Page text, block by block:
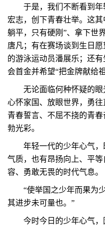
于是，我们不断看到年
宏志，创下青春壮举。这
躺平，只有硬刚”、拿下世
唐凡；有在赛场谈到生日
的游泳运动员潘展乐；还
会首金并希望“把金牌献
无论面临何种怀疑的眼
心怀家国、放眼世界，勇
青春誓言、不屈不挠的青
勃光彩。
年轻一代的少年心气，
气质，也有昂扬向上、平
容、勇敢无畏的时代气息。
“使举国之少年而果为少
其进步未可量也。”
今时今日的少年心气，